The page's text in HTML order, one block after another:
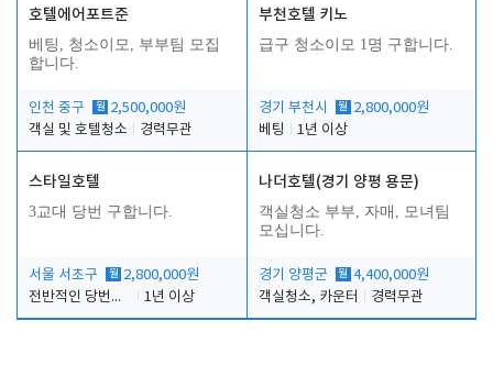
호텔에어포트준
베팅, 청소이모, 부부팀 모집
합니다.
인천 중구 월 2,500,000원
객실 및 호텔청소
경력무관
부천호텔 키노
급구 청소이모 1명 구합니다.
경기 부천시 월 2,800,000원
베팅
1년 이상
스타일호텔
3교대 당번 구합니다.
서울 서초구 월 2,800,000원
전반적인 당번업무
1년 이상
나더호텔(경기 양평 용문)
객실청소 부부, 자매, 모녀팀
모십니다.
경기 양평군 월 4,400,000원
객실청소, 카운터
경력무관